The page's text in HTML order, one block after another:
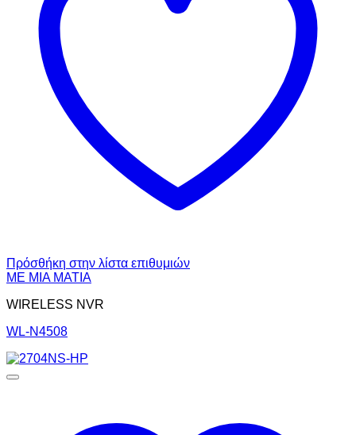
Πρόσθήκη στην λίστα επιθυμιών
ΜΕ ΜΙΑ ΜΑΤΙΑ
WIRELESS NVR
WL-N4508